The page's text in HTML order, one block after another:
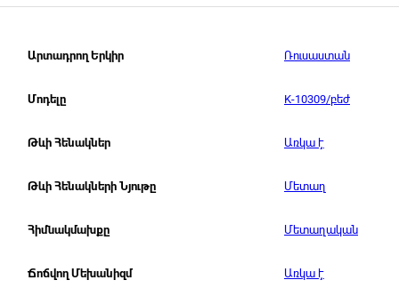
Արտադրող Երկիր Ռուսաստան
Մոդելը K-10309/բեժ
Թևի Հենակներ Առկա է
Թևի Հենակների Նյութը Մետաղ
Հիմնակմախքը Մետաղական
Ճոճվող Մեխանիզմ Առկա է